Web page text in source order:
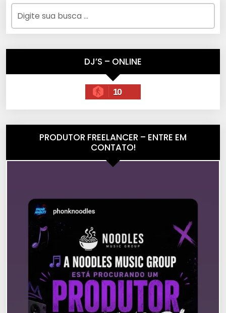
DJ’S – ONLINE
10
PRODUTOR FREELANCER – ENTRE EM
CONTATO!